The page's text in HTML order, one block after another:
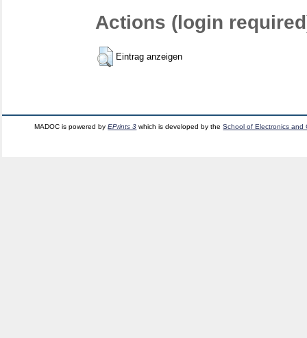
Actions (login
Eintrag anzeigen
MADOC is powered byEPrints 3 which is developed by theSchool of Electronics and